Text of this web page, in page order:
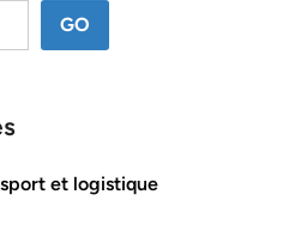
GO
et logistique